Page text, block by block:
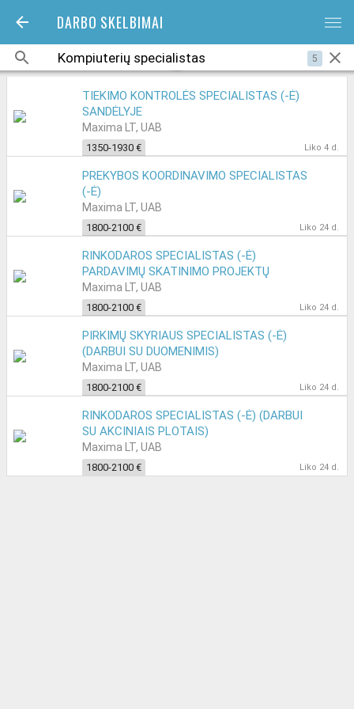
DARBO SKELBIMAI bars
5
TIEKIMO KONTROLĖS SPECIALISTAS (-Ė)
SANDĖLYJE
Maxima LT, UAB
1350-1930 € Liko 4 d.
PREKYBOS KOORDINAVIMO SPECIALISTAS
(-Ė)
Maxima LT, UAB
1800-2100 € Liko 24 d.
RINKODAROS SPECIALISTAS (-Ė)
PARDAVIMŲ SKATINIMO PROJEKTŲ
SKYRIUJE
Maxima LT, UAB
1800-2100 € Liko 24 d.
PIRKIMŲ SKYRIAUS SPECIALISTAS (-Ė)
(DARBUI SU DUOMENIMIS)
Maxima LT, UAB
1800-2100 € Liko 24 d.
RINKODAROS SPECIALISTAS (-Ė) (DARBUI
SU AKCINIAIS PLOTAIS)
Maxima LT, UAB
1800-2100 € Liko 24 d.